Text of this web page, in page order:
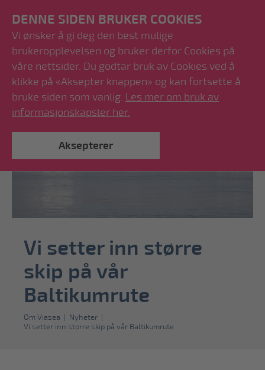
DENNE SIDEN BRUKER COOKIES
Vi ønsker å gi deg den best mulige
brukeropplevelsen og bruker derfor Cookies på
våre nettsider. Du godtar bruk av Cookies ved å
klikke på «Aksepter knappen» og kan fortsette å
bruke siden som vanlig. Les mer om bruk av
informasjonskapsler her.
Aksepterer
Vi setter inn større
skip på vår
Baltikumrute
Om Viasea | Nyheter |
Vi setter inn større skip på vår Baltikumrute